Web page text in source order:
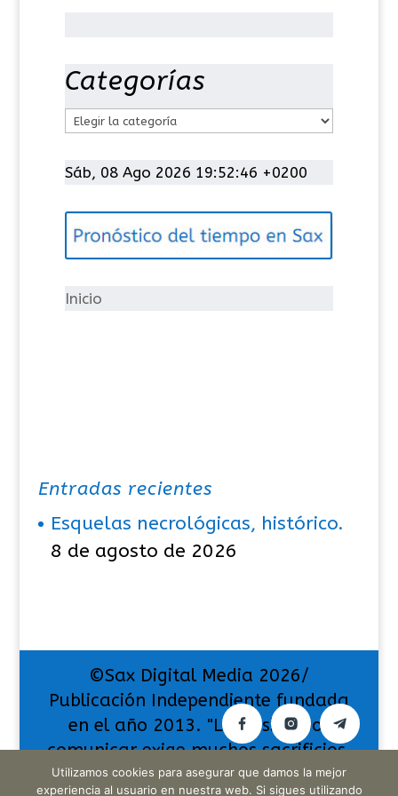
Categorías
t
g
í
Sáb, 08 Ago 2026 19:52:47 +0200
Inicio
Entradas recientes
Esquelas necrológicas, histórico.
8 de agosto de 2026
©Sax Digital Media 2026/
Publicación Independiente fundada
en el año 2013. "La pasión por
comunicar exige muchos sacrificios,
pero también da muchas
Utilizamos cookies para asegurar que damos la mejor
experiencia al usuario en nuestra web. Si sigues utilizando